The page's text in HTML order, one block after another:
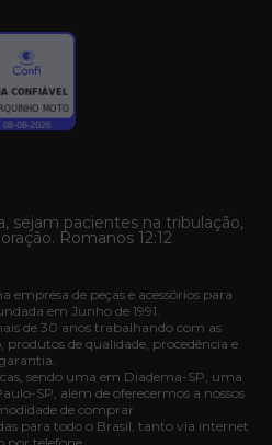
sejam pacientes na tribulação,
Romanos 12:12
empresa de peças e acessórios para
em Junho de 1991.
de 30 anos trabalhando com as
de qualidade, procedência e
sendo uma em Diadema-SP, uma
SP, além de oferecermos a nossos
de comprar
para todo o Brasil, tanto via internet